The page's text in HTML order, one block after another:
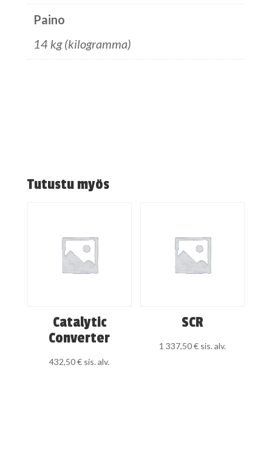
Paino
14 kg (kilogramma)
Tutustu myös
Catalytic
Converter
432,50€ sis. alv.
SCR
1 337,50€ sis. alv.